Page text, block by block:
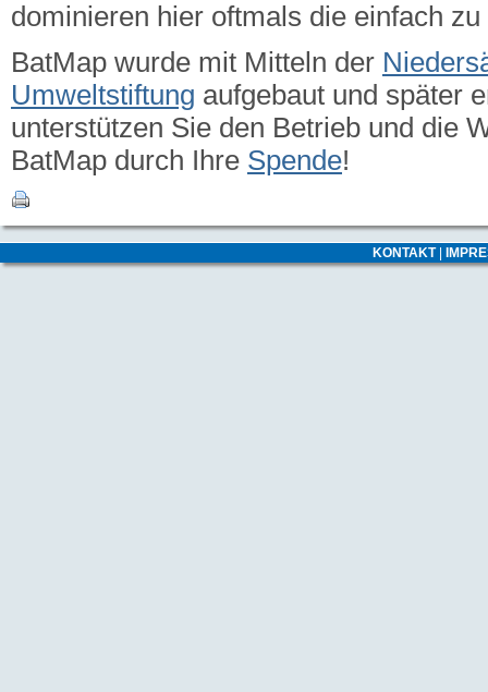
dominieren hier oftmals die einfach
BatMap wurde mit Mitteln der
Umweltstiftung aufgebaut und später
unterstützen Sie den Betrieb und die
BatMap durch Ihre Spende!
KONTAKT|